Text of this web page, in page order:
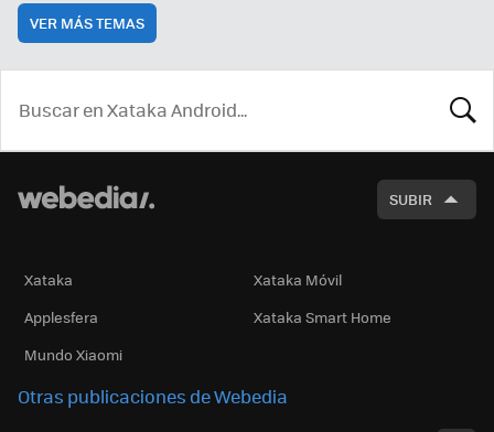
VER MÁS TEMAS
SUBIR
Xataka
Xataka Móvil
Applesfera
Xataka Smart Home
Mundo Xiaomi
Otras publicaciones de Webedia